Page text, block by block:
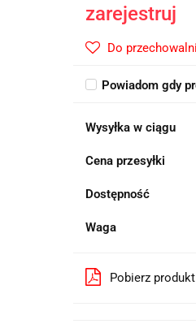
zarejestruj
Do przechowalni
Powiadom gdy
Wysyłka w ciągu
Cena przesyłki
Dostępność
Waga
Pobierz